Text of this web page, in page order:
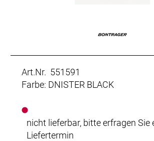
Art.Nr. 551591
Farbe: DNISTER BLACK
nicht lieferbar, bitte erfragen Sie
Liefertermin